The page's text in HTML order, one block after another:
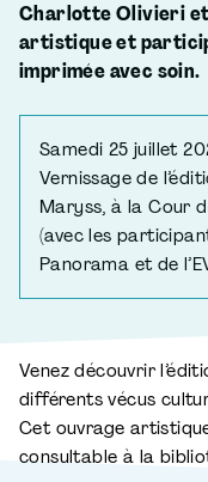
Charlotte Olivieri et
artistique et
imprimée avec soin.
Samedi 25 juillet
Vernissage de
Maryss, à la Cour
(avec les
Panorama et de
Venez découvrir
différents vécus
Cet ouvrage
consultable à la